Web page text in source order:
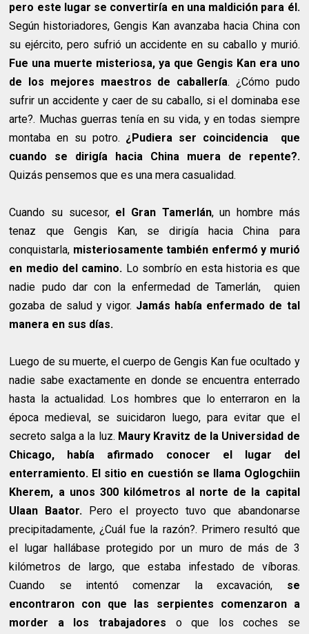
pero este lugar se convertiría en una maldición para él.
Según historiadores, Gengis Kan avanzaba hacia China con
su ejército, pero sufrió un accidente en su caballo y murió.
Fue una muerte misteriosa, ya que Gengis Kan era uno
de los mejores maestros de caballería. ¿Cómo pudo
sufrir un accidente y caer de su caballo, si el dominaba ese
arte?. Muchas guerras tenía en su vida, y en todas siempre
montaba en su potro. ¿Pudiera ser coincidencia que
cuando se dirigía hacia China muera de repente?.
Quizás pensemos que es una mera casualidad.
Cuando su sucesor,el Gran Tamerlán, un hombre más
tenaz que Gengis Kan, se dirigía hacia China para
conquistarla, misteriosamente también enfermó y murió
en medio del camino. Lo sombrío en esta historia es que
nadie pudo dar con la enfermedad de Tamerlán, quien
gozaba de salud y vigor. Jamás había enfermado de tal
manera en sus días.
Luego de su muerte, el cuerpo de Gengis Kan fue ocultado y
nadie sabe exactamente en donde se encuentra enterrado
hasta la actualidad. Los hombres que lo enterraron en la
época medieval, se suicidaron luego, para evitar que el
secreto salga a la luz. Maury Kravitz de la Universidad de
Chicago, había afirmado conocer el lugar del
enterramiento. El sitio en cuestión se llama Oglogchiin
Kherem, a unos 300 kilómetros al norte de la capital
Ulaan Baator. Pero el proyecto tuvo que abandonarse
precipitadamente, ¿Cuál fue la razón?. Primero resultó que
el lugar hallábase protegido por un muro de más de 3
kilómetros de largo, que estaba infestado de víboras.
Cuando se intentó comenzar la excavación, se
encontraron con que las serpientes comenzaron a
morder a los trabajadores o que los coches se